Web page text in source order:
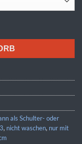
als Schulter- oder
, nicht waschen, nur mit